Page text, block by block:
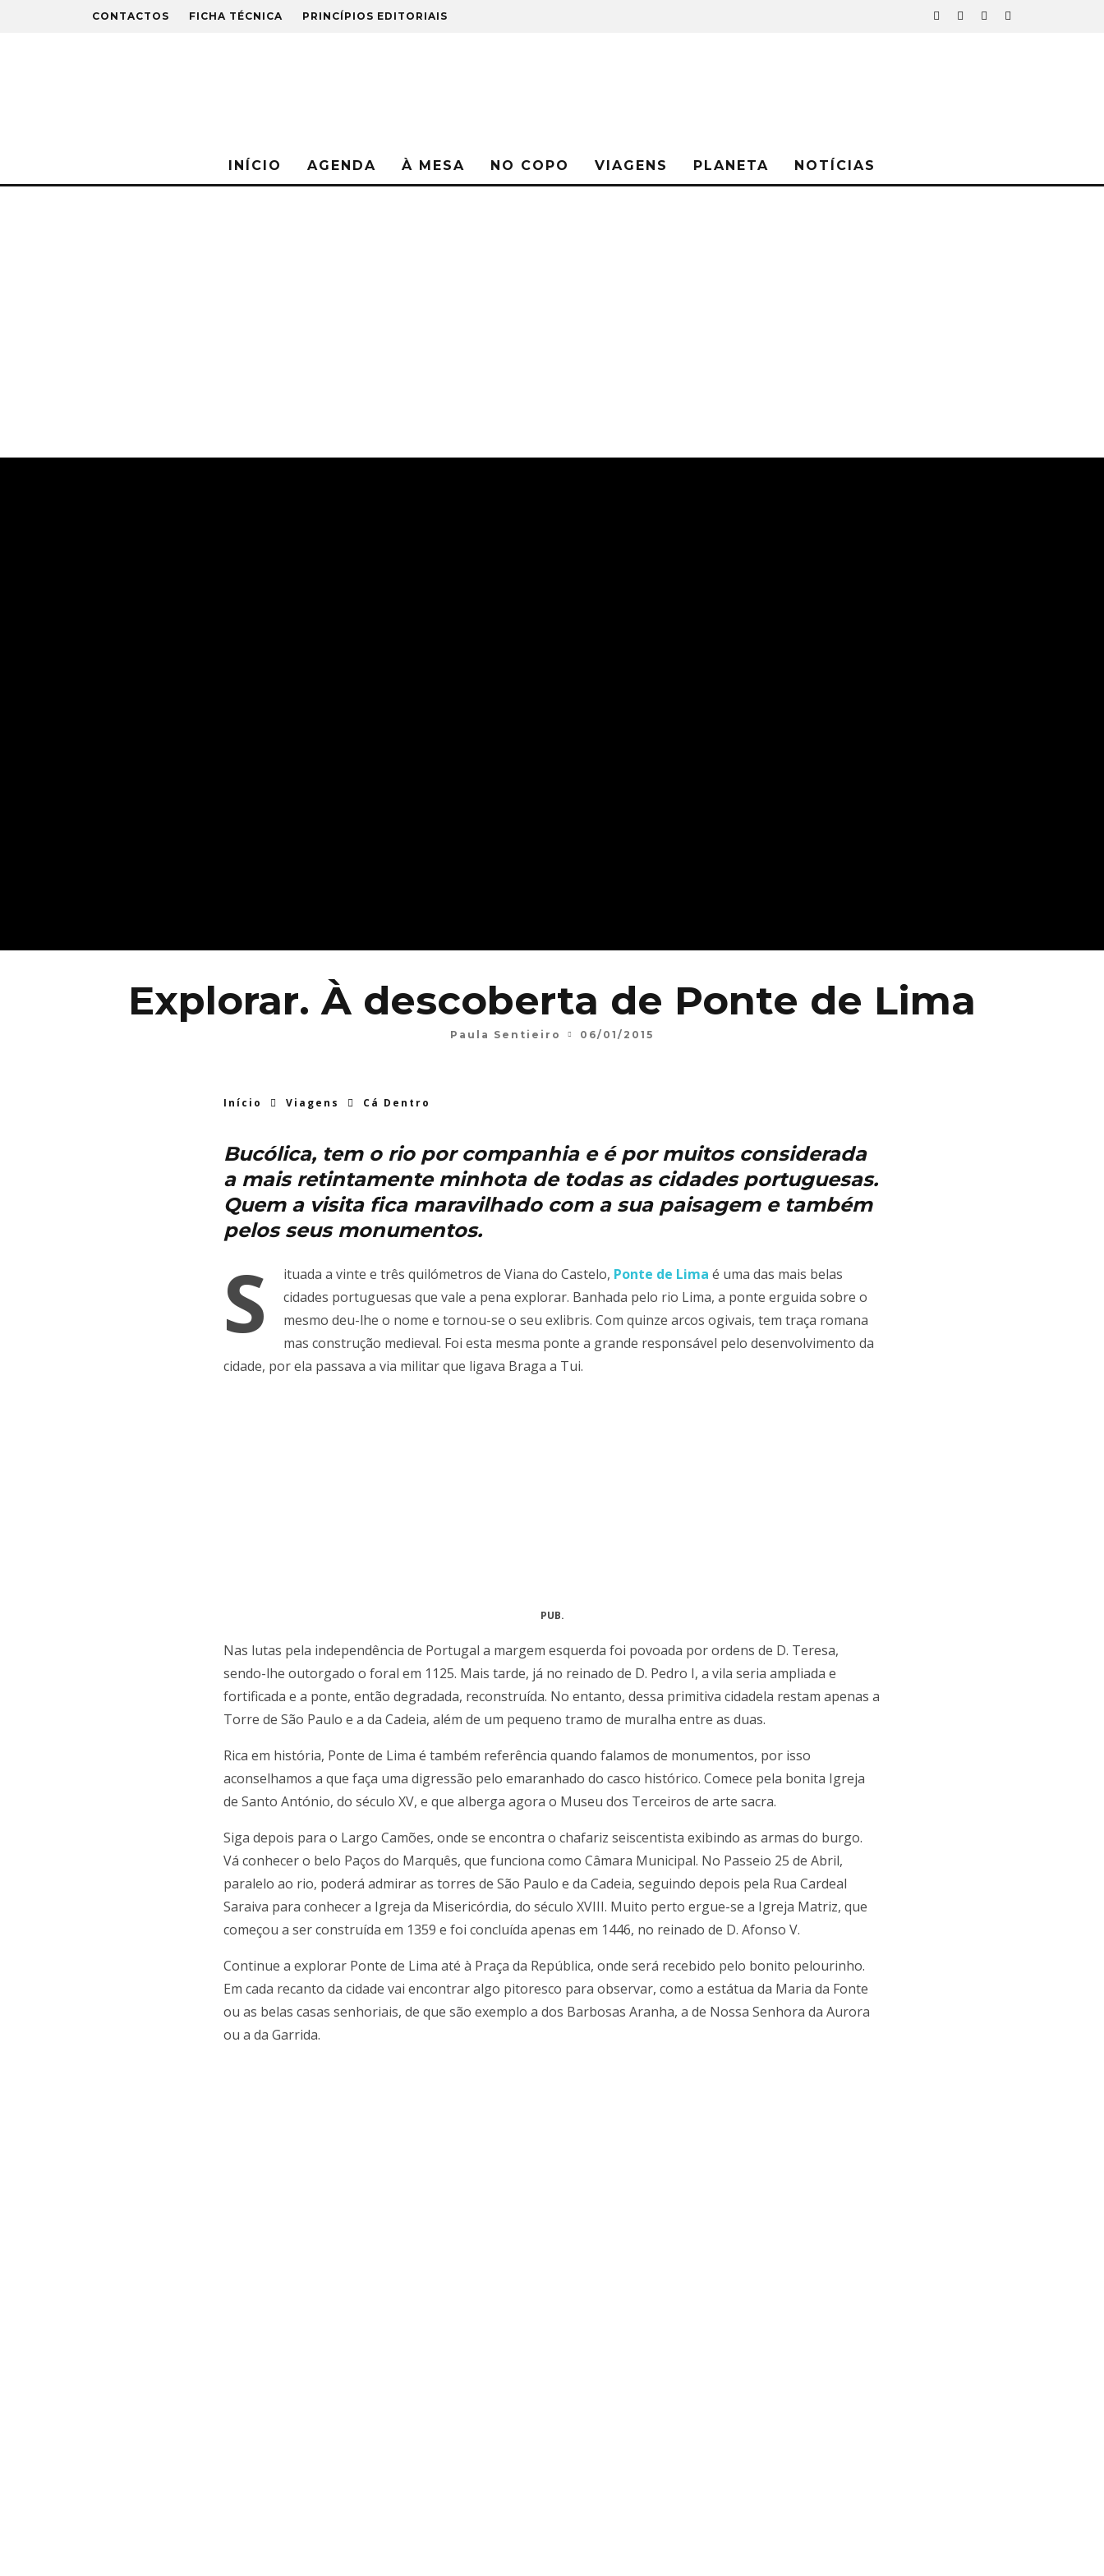
CONTACTOS FICHA TÉCNICA PRINCÍPIOS EDITORIAIS
INÍCIO AGENDA À MESA NO COPO VIAGENS PLANETA NOTÍCIAS
Explorar. À descoberta de Ponte de Lima
Paula Sentieiro 06/01/2015
Início Viagens Cá Dentro
Bucólica, tem o rio por companhia e é por muitos considerada
a mais retintamente minhota de todas as cidades portuguesas.
Quem a visita fica maravilhado com a sua paisagem e também
pelos seus monumentos.
S ituada a vinte e três quilómetros de Viana do Castelo, Ponte de Lima é uma das mais belas
cidades portuguesas que vale a pena explorar. Banhada pelo rio Lima, a ponte erguida sobre o
mesmo deu-lhe o nome e tornou-se o seu exlibris. Com quinze arcos ogivais, tem traça romana
mas construção medieval. Foi esta mesma ponte a grande responsável pelo desenvolvimento da
cidade, por ela passava a via militar que ligava Braga a Tui.
PUB.
Nas lutas pela independência de Portugal a margem esquerda foi povoada por ordens de D. Teresa,
sendo-lhe outorgado o foral em 1125. Mais tarde, já no reinado de D. Pedro I, a vila seria ampliada e
fortificada e a ponte, então degradada, reconstruída. No entanto, dessa primitiva cidadela restam apenas a
Torre de São Paulo e a da Cadeia, além de um pequeno tramo de muralha entre as duas.
Rica em história, Ponte de Lima é também referência quando falamos de monumentos, por isso
aconselhamos a que faça uma digressão pelo emaranhado do casco histórico. Comece pela bonita Igreja
de Santo António, do século XV, e que alberga agora o Museu dos Terceiros de arte sacra.
Siga depois para o Largo Camões, onde se encontra o chafariz seiscentista exibindo as armas do burgo.
Vá conhecer o belo Paços do Marquês, que funciona como Câmara Municipal. No Passeio 25 de Abril,
paralelo ao rio, poderá admirar as torres de São Paulo e da Cadeia, seguindo depois pela Rua Cardeal
Saraiva para conhecer a Igreja da Misericórdia, do século XVIII. Muito perto ergue-se a Igreja Matriz, que
começou a ser construída em 1359 e foi concluída apenas em 1446, no reinado de D. Afonso V.
Continue a explorar Ponte de Lima até à Praça da República, onde será recebido pelo bonito pelourinho.
Em cada recanto da cidade vai encontrar algo pitoresco para observar, como a estátua da Maria da Fonte
ou as belas casas senhoriais, de que são exemplo a dos Barbosas Aranha, a de Nossa Senhora da Aurora
ou a da Garrida.